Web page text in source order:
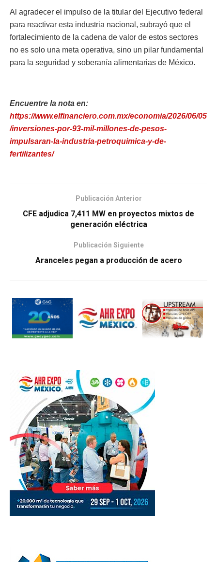
Al agradecer el impulso de la titular del Ejecutivo federal
para reactivar esta industria nacional, subrayó que el
fortalecimiento de la cadena de valor de estos sectores
no es solo una meta operativa, sino un pilar fundamental
para la seguridad y soberanía alimentarias de México.
Encuentre la nota en:
https://www.elfinanciero.com.mx/economia/2026/06/05
/inversiones-por-93-mil-millones-de-pesos-
impulsaran-la-industria-petroquimica-y-de-
fertilizantes/
Publicación Anterior
CFE adjudica 7,411 MW en proyectos mixtos de
generación eléctrica
Publicación Siguiente
Aranceles pegan a producción de acero